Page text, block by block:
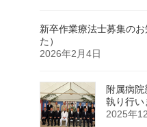
新卒作業療法士募集の
た）
2026年2月4日
附属病
執り行い
2025年